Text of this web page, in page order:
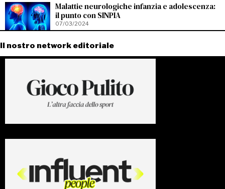
Malattie neurologiche infanzia e adolescenza:
il punto con SINPIA
07/03/2024
Il nostro network editoriale